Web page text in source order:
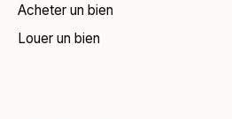
Acheter un bien
Louer un bien